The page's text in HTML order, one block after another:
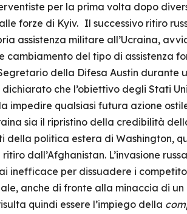
per la prima volta dopo
forze di Kyiv. Il successivo ritiro
assistenza militare all’Ucraina,
cambiamento del tipo di assistenza
della Difesa Austin durante
che l’obiettivo degli Stati
impedire qualsiasi futura azione
sia il ripristino della credibilità
della politica estera di Washington,
dall’Afghanistan. L’invasione
inefficace per dissuadere i
anche di fronte alla minaccia di
quindi essere l’impiego della